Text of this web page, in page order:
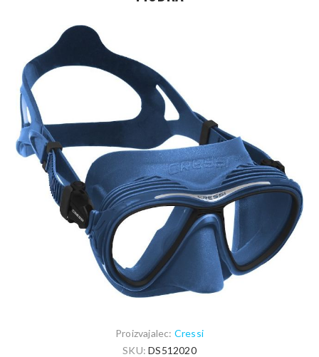
Proizvajalec: Cressi
SKU: DS512020